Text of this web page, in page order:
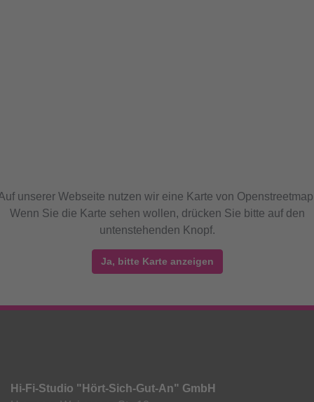
unserer Webseite nutzen wir eine Karte von
Wenn Sie die Karte sehen wollen, drücken Sie bitte auf den
untenstehenden Knopf.
Ja, bitte Karte anzeigen
Hi-Fi-Studio "Hört-Sich-Gut-An" GmbH